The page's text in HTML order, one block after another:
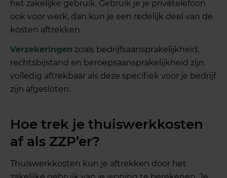
het zakelijke gebruik. Gebruik je je privételefoon
ook voor werk, dan kun je een redelijk deel van de
kosten aftrekken.
Verzekeringen zoals bedrijfsaansprakelijkheid,
rechtsbijstand en beroepsaansprakelijkheid zijn
volledig aftrekbaar als deze specifiek voor je bedrijf
zijn afgesloten.
Hoe trek je thuiswerkkosten
af als ZZP’er?
Thuiswerkkosten kun je aftrekken door het